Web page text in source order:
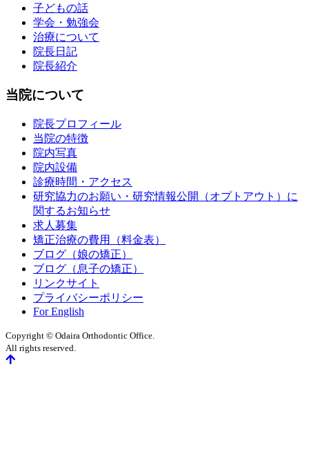
子どもの話
学会・勉強会
治療について
院長日記
院長紹介
当院について
院長プロフィール
当院の特徴
院内写真
院内設備
診療時間・アクセス
研究協力のお願い・研究情報公開（オプトアウト）に
関するお知らせ
求人募集
矯正治療の費用（料金表）
ブログ（娘の矯正）
ブログ（息子の矯正）
リンクサイト
プライバシーポリシー
For English
Copyright © Odaira Orthodontic Office.
All rights reserved.